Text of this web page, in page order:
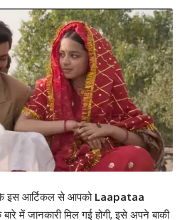
इस आर्टिकल से आपकोLaapataa
में जानकारी मिल गई होगी, इसे अपने बाकी